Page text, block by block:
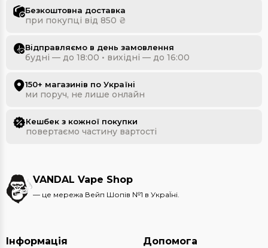
Безкоштовна доставка
при покупці від 850 ₴
Відправляємо в день замовлення
будні — до 18:00 • вихідні — до 16:00
150+ магазинів по Україні
ми поруч, не лише онлайн
Кешбек з кожної покупки
повертаємо частину вартості
VANDAL Vape Shop
— це мережа Вейп Шопів №1 в УкраЇні.
Інформація Допомога